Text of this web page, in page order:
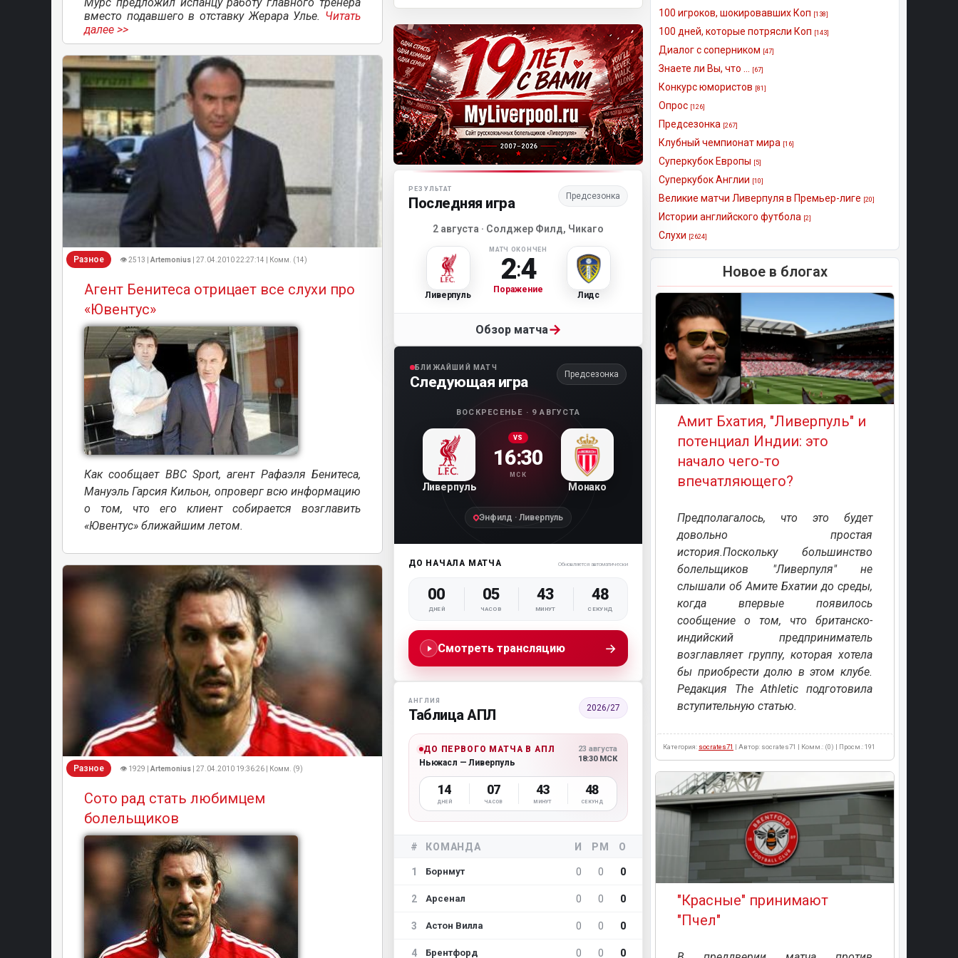
вместо подавшего в отставку Жерара Улье. Читать
далее >>
Разное 👁 2513 | Artemonius | 27.04.2010 22:27:14 | Комм. (14)
Агент Бенитеса отрицает все слухи про
«Ювентус»
Как сообщает BBC Sport, агент Рафаэля Бенитеса,
Мануэль Гарсия Кильон, опроверг всю информацию
о том, что его клиент собирается возглавить
«Ювентус» ближайшим летом.
Разное 👁 1929 | Artemonius | 27.04.2010 19:36:26 | Комм. (9)
Сото рад стать любимцем
болельщиков
Матч-центр «Ливерпуля»
РЕЗУЛЬТАТ
Последняя игра Предсезонка
2 августа · Солджер Филд, Чикаго
Ливерпуль
МАТЧ ОКОНЧЕН
2:4
Поражение
Лидс
Обзор матча→
БЛИЖАЙШИЙ МАТЧ
Следующая игра Предсезонка
ВОСКРЕСЕНЬЕ · 9 АВГУСТА
Ливерпуль
VS
16:30
МСК
Монако
Энфилд · Ливерпуль
ДО НАЧАЛА МАТЧА Обновляется автоматически
00
ДНЕЙ
05
ЧАСОВ
43
МИНУТ
46
СЕКУНД
Смотреть трансляцию →
АНГЛИЯ
Таблица АПЛ 2026/27
ДО ПЕРВОГО МАТЧА В АПЛ
Ньюкасл — Ливерпуль
23 августа
18:30 МСК
14
ДНЕЙ
07
ЧАСОВ
43
МИНУТ
46
СЕКУНД
# КОМАНДА И РМ О
1 Борнмут 0 0 0
2 Арсенал 0 0 0
3 Астон Вилла 0 0 0
4 Брентфорд 0 0 0
100 игроков, шокировавших Коп [138]
100 дней, которые потрясли Коп [143]
Диалог с соперником [47]
Знаете ли Вы, что ... [67]
Конкурс юмористов [81]
Опрос [126]
Предсезонка [267]
Клубный чемпионат мира [16]
Суперкубок Европы [5]
Суперкубок Англии [10]
Великие матчи Ливерпуля в Премьер-лиге [20]
Истории английского футбола [2]
Слухи [2624]
Новое в блогах
Амит Бхатия, "Ливерпуль" и
потенциал Индии: это
начало чего-то
впечатляющего?
Предполагалось, что это будет
довольно простая
история.Поскольку большинство
болельщиков "Ливерпуля" не
слышали об Амите Бхатии до среды,
когда впервые появилось
сообщение о том, что британско-
индийский предприниматель
возглавляет группу, которая хотела
бы приобрести долю в этом клубе.
Редакция The Athletic подготовила
вступительную статью.
Категория: socrates71 | Автор: socrates71 | Комм.: (0) | Просм.: 191
"Красные" принимают
"Пчел"